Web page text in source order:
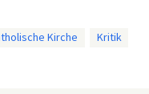
Kirche
Kritik